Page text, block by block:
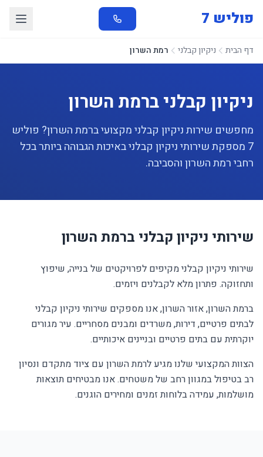
פוליש 7
דף הבית ניקיון קבלני רמת השרון
ניקיון קבלני ברמת השרון
מחפשים שירות ניקיון קבלני מקצועי ברמת השרון? פוליש
7 מספקת שירותי ניקיון קבלני באיכות הגבוהה ביותר בכל
רחבי רמת השרון והסביבה.
שירותי ניקיון קבלני ברמת השרון
שירותי ניקיון קבלני מקיפים לפרויקטים של בנייה, שיפוץ
ותחזוקה. פתרון מלא לקבלנים ויזמים.
ברמת השרון, אזור השרון, אנו מספקים שירותי ניקיון קבלני
לבתים פרטיים, דירות, משרדים ומבנים מסחריים. עיר מגורים
יוקרתית עם בתים פרטיים ובניינים איכותיים.
הצוות המקצועי שלנו מגיע לרמת השרון עם ציוד מתקדם ונסיון
רב בטיפול במגוון רחב של משטחים. אנו מבטיחים תוצאות
מושלמות, עמידה בלוחות זמנים ומחירים הוגנים.